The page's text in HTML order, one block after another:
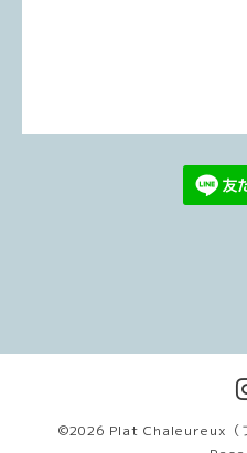
©2026 Plat Chaleureux（